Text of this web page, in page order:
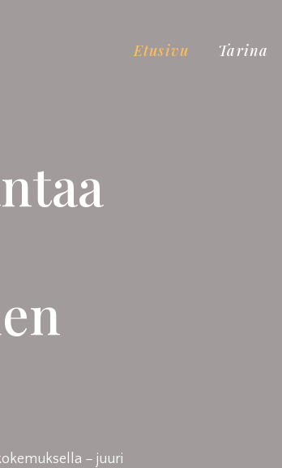
Etusivu Tarina
– juuri